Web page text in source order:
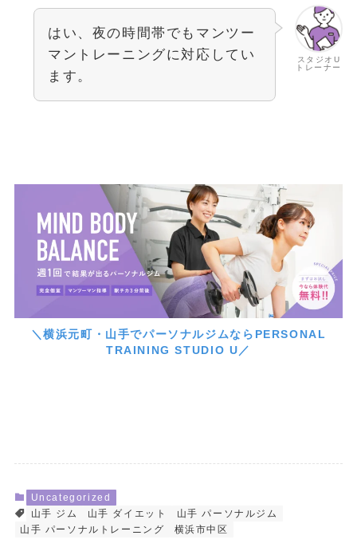
スタジオU
トレーナー
はい、夜の時間帯でもマンツー
マントレーニングに対応してい
ます。
＼横浜元町・山手でパーソナルジムならPERSONAL
TRAINING STUDIO U／
Uncategorized
山手 ジム
山手 ダイエット
山手 パーソナルジム
山手 パーソナルトレーニング
横浜市中区